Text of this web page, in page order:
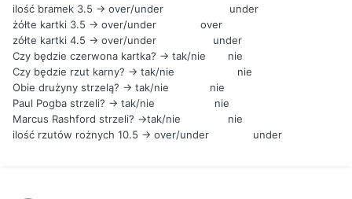
ilość bramek 3.5 -> over/under under
żółte kartki 3.5 -> over/under over
zółte kartki 4.5 -> over/under under
Czy będzie czerwona kartka? -> tak/nie nie
Czy będzie rzut karny? -> tak/nie nie
Obie drużyny strzelą? -> tak/nie nie
Paul Pogba strzeli? -> tak/nie nie
Marcus Rashford strzeli? ->tak/nie nie
ilość rzutów rożnych 10.5 -> over/under under